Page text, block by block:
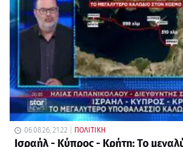
06.08.26, 21:22 ΠΟΛΙΤΙΚΗ
Ισραήλ - Κύπρος - Κρήτη: Το